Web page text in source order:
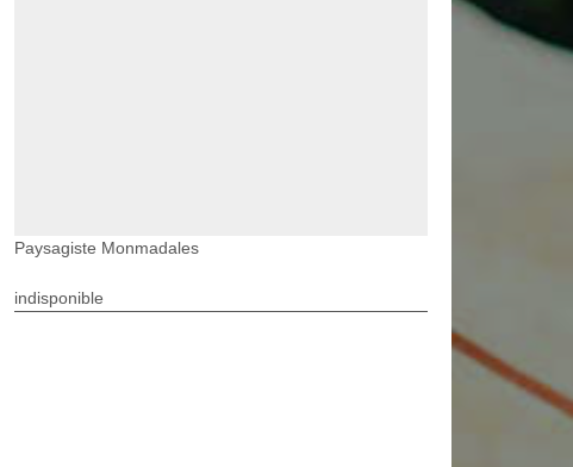
Paysagiste Monmadales
indisponible